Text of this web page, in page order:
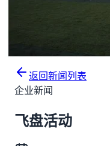
返回新闻列表
企业新闻
飞盘活动